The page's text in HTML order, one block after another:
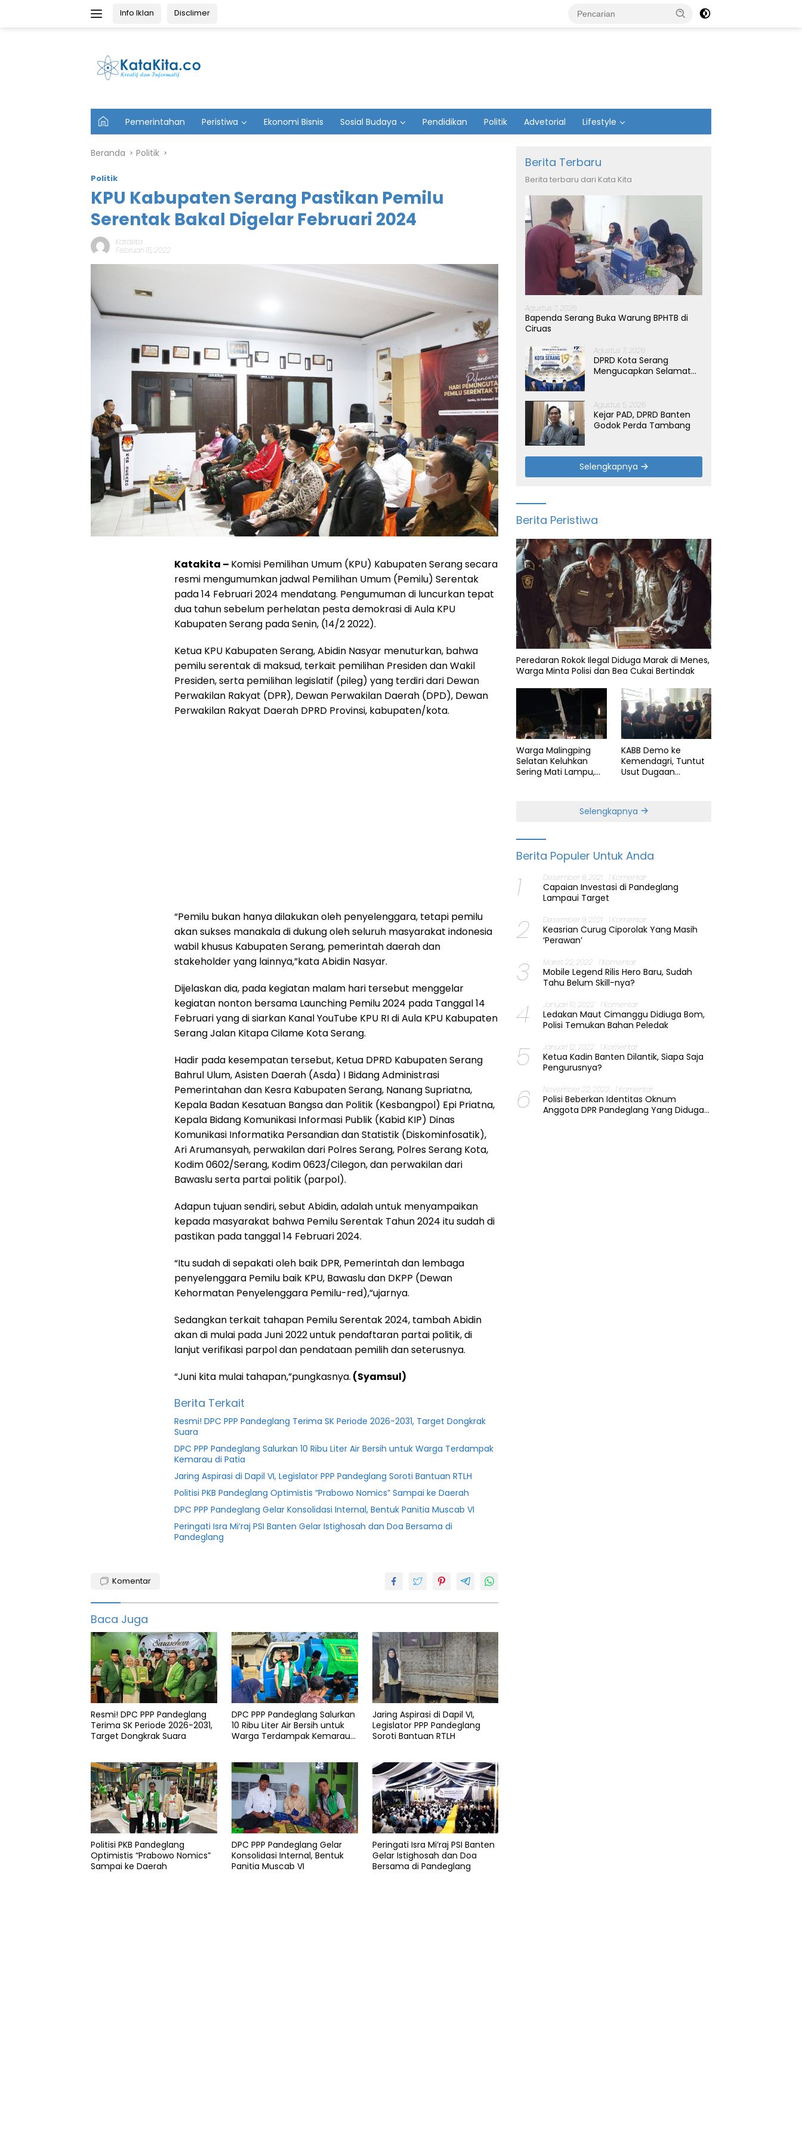
Info Iklan Disclimer
U
t
m
Pemerintahan Peristiwa Ekonomi Bisnis Sosial Budaya Pendidikan Politik Advetorial Lifestyle
Beranda Politik
Politik
KPU Kabupaten Serang Pastikan Pemilu
Serentak Bakal Digelar Februari 2024
Katakita
Februari 15, 2022
Katakita – Komisi Pemilihan Umum (KPU) Kabupaten Serang secara
resmi mengumumkan jadwal Pemilihan Umum (Pemilu) Serentak
pada 14 Februari 2024 mendatang. Pengumuman di luncurkan tepat
dua tahun sebelum perhelatan pesta demokrasi di Aula KPU
Kabupaten Serang pada Senin, (14/2 2022).
Ketua KPU Kabupaten Serang, Abidin Nasyar menuturkan, bahwa
pemilu serentak di maksud, terkait pemilihan Presiden dan Wakil
Presiden, serta pemilihan legislatif (pileg) yang terdiri dari Dewan
Perwakilan Rakyat (DPR), Dewan Perwakilan Daerah (DPD), Dewan
Perwakilan Rakyat Daerah DPRD Provinsi, kabupaten/kota.
“Pemilu bukan hanya dilakukan oleh penyelenggara, tetapi pemilu
akan sukses manakala di dukung oleh seluruh masyarakat indonesia
wabil khusus Kabupaten Serang, pemerintah daerah dan
stakeholder yang lainnya,”kata Abidin Nasyar.
Dijelaskan dia, pada kegiatan malam hari tersebut menggelar
kegiatan nonton bersama Launching Pemilu 2024 pada Tanggal 14
Februari yang di siarkan Kanal YouTube KPU RI di Aula KPU Kabupaten
Serang Jalan Kitapa Cilame Kota Serang.
Hadir pada kesempatan tersebut, Ketua DPRD Kabupaten Serang
Bahrul Ulum, Asisten Daerah (Asda) I Bidang Administrasi
Pemerintahan dan Kesra Kabupaten Serang, Nanang Supriatna,
Kepala Badan Kesatuan Bangsa dan Politik (Kesbangpol) Epi Priatna,
Kepala Bidang Komunikasi Informasi Publik (Kabid KIP) Dinas
Komunikasi Informatika Persandian dan Statistik (Diskominfosatik),
Ari Arumansyah, perwakilan dari Polres Serang, Polres Serang Kota,
Kodim 0602/Serang, Kodim 0623/Cilegon, dan perwakilan dari
Bawaslu serta partai politik (parpol).
Adapun tujuan sendiri, sebut Abidin, adalah untuk menyampaikan
kepada masyarakat bahwa Pemilu Serentak Tahun 2024 itu sudah di
pastikan pada tanggal 14 Februari 2024.
“Itu sudah di sepakati oleh baik DPR, Pemerintah dan lembaga
penyelenggara Pemilu baik KPU, Bawaslu dan DKPP (Dewan
Kehormatan Penyelenggara Pemilu-red),”ujarnya.
Sedangkan terkait tahapan Pemilu Serentak 2024, tambah Abidin
akan di mulai pada Juni 2022 untuk pendaftaran partai politik, di
lanjut verifikasi parpol dan pendataan pemilih dan seterusnya.
“Juni kita mulai tahapan,”pungkasnya. (Syamsul)
Berita Terkait
Resmi! DPC PPP Pandeglang Terima SK Periode 2026-2031, Target Dongkrak
Suara
DPC PPP Pandeglang Salurkan 10 Ribu Liter Air Bersih untuk Warga Terdampak
Kemarau di Patia
Jaring Aspirasi di Dapil VI, Legislator PPP Pandeglang Soroti Bantuan RTLH
Politisi PKB Pandeglang Optimistis “Prabowo Nomics” Sampai ke Daerah
DPC PPP Pandeglang Gelar Konsolidasi Internal, Bentuk Panitia Muscab VI
Peringati Isra Mi’raj PSI Banten Gelar Istighosah dan Doa Bersama di
Pandeglang
serang
serang
featured
Info
serang
Kabupaten
serang
KPU
Pemilu
Pemkab
Serang
Pemprov
banten
Komentar
Baca Juga
Resmi! DPC PPP Pandeglang
Terima SK Periode 2026-2031,
Target Dongkrak Suara
DPC PPP Pandeglang Salurkan
10 Ribu Liter Air Bersih untuk
Warga Terdampak Kemarau
Jaring Aspirasi di Dapil VI,
Legislator PPP Pandeglang
Soroti Bantuan RTLH
Politisi PKB Pandeglang
Optimistis “Prabowo Nomics”
Sampai ke Daerah
DPC PPP Pandeglang Gelar
Konsolidasi Internal, Bentuk
Panitia Muscab VI
Peringati Isra Mi’raj PSI Banten
Gelar Istighosah dan Doa
Bersama di Pandeglang
Berita Terbaru
Berita terbaru dari Kata Kita
Agustus 7, 2026
Bapenda Serang Buka Warung BPHTB di
Ciruas
Agustus 7, 2026
DPRD Kota Serang
Mengucapkan Selamat
Agustus 5, 2026
Kejar PAD, DPRD Banten
Godok Perda Tambang
Selengkapnya
Berita Peristiwa
Peredaran Rokok Ilegal Diduga Marak di Menes,
Warga Minta Polisi dan Bea Cukai Bertindak
Warga Malingping
Selatan Keluhkan
Sering Mati Lampu,
KABB Demo ke
Kemendagri, Tuntut
Usut Dugaan
Selengkapnya
Berita Populer Untuk Anda
1 Desember 8, 2021 1 Komentar
Capaian Investasi di Pandeglang
Lampaui Target
2 Desember 9, 2021 1 Komentar
Keasrian Curug Ciporolak Yang Masih
‘Perawan’
3 Maret 22, 2022 1 Komentar
Mobile Legend Rilis Hero Baru, Sudah
Tahu Belum Skill-nya?
4 Januari 10, 2022 1 Komentar
Ledakan Maut Cimanggu Didiuga Bom,
Polisi Temukan Bahan Peledak
5 Januari 12, 2022 1 Komentar
Ketua Kadin Banten Dilantik, Siapa Saja
Pengurusnya?
6 November 22, 2022 1 Komentar
Polisi Beberkan Identitas Oknum
Anggota DPR Pandeglang Yang Diduga